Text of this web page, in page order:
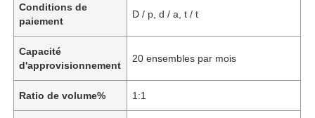
Conditions de
paiement
D / p, d / a, t / t
Capacité
d'approvisionnement
20 ensembles par mois
Ratio de volume% 1:1